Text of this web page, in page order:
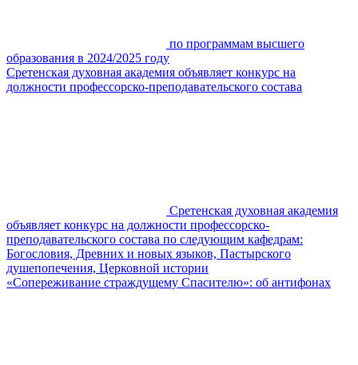
по программам высшего
образования в 2024/2025 году
Сретенская духовная академия объявляет конкурс на
должности профессорско-преподавательского состава
Сретенская духовная академия
объявляет конкурс на должности профессорско-
преподавательского состава по следующим кафедрам:
Богословия, Древних и новых языков, Пастырского
душепопечения, Церковной истории
«Сопереживание страждущему Спасителю»: об антифонах